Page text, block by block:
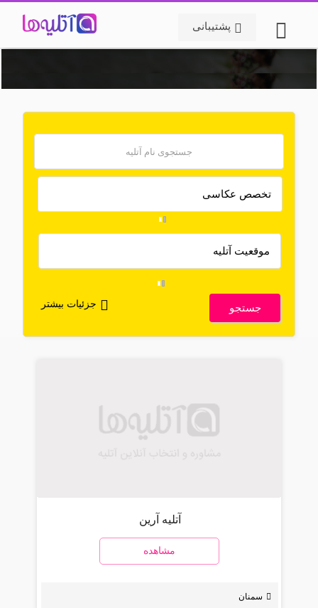
پشتیبانی
جستجو جزئیات بیشتر
آتلیه آرین
مشاهده
سمنان